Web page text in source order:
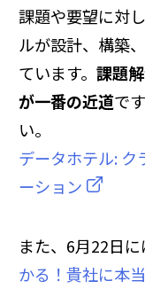
課題や要望に対
ルが設計、構築
ています。 課題
が一番の近道で
い。
データホテル:
ーション
また、6月22日
かる！貴社に本